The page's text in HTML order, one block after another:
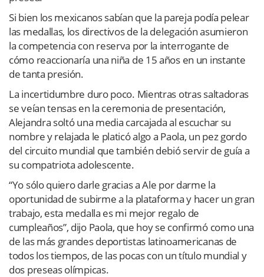
Si bien los mexicanos sabían que la pareja podía pelear
las medallas, los directivos de la delegación asumieron
la competencia con reserva por la interrogante de
cómo reaccionaría una niña de 15 años en un instante
de tanta presión.
La incertidumbre duro poco. Mientras otras saltadoras
se veían tensas en la ceremonia de presentación,
Alejandra soltó una media carcajada al escuchar su
nombre y relajada le platicó algo a Paola, un pez gordo
del circuito mundial que también debió servir de guía a
su compatriota adolescente.
“Yo sólo quiero darle gracias a Ale por darme la
oportunidad de subirme a la plataforma y hacer un gran
trabajo, esta medalla es mi mejor regalo de
cumpleaños”, dijo Paola, que hoy se confirmó como una
de las más grandes deportistas latinoamericanas de
todos los tiempos, de las pocas con un título mundial y
dos preseas olímpicas.